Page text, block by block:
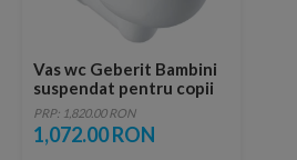
Vas wc Geberit Bambini
suspendat pentru copii
alb
PRP: 1,820.00 RON
1,072.00 RON